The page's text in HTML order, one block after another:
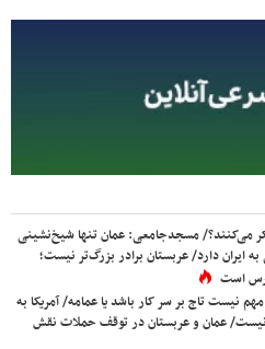
می‌کنند؟/ مسجدجامعی: عمان تنها شیخ‌نشینی
ایران دارد/ عربستان برادر بزرگ‌تر نیست؛
است
نیست تاج بر سر کار باشد یا عمامه/ آمریکا به
عمان و عربستان در توقف حملات نقش